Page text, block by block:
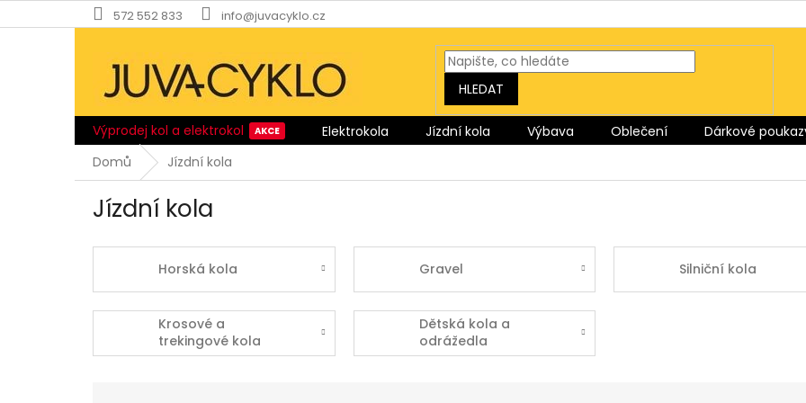
na
572 552 833 info@juvacyklo.cz
HLEDAT
Výprodej kol a elektrokol Elektrokola Jízdní kola Výbava Oblečení Dárkové
Domů
Jízdní kola
Jízdní kola
Horská kola Gravel Silniční kola
Krosové a
trekingové kola
Dětská kola a
odrážedla